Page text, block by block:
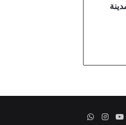
يوتيوبانستقرامواتساب